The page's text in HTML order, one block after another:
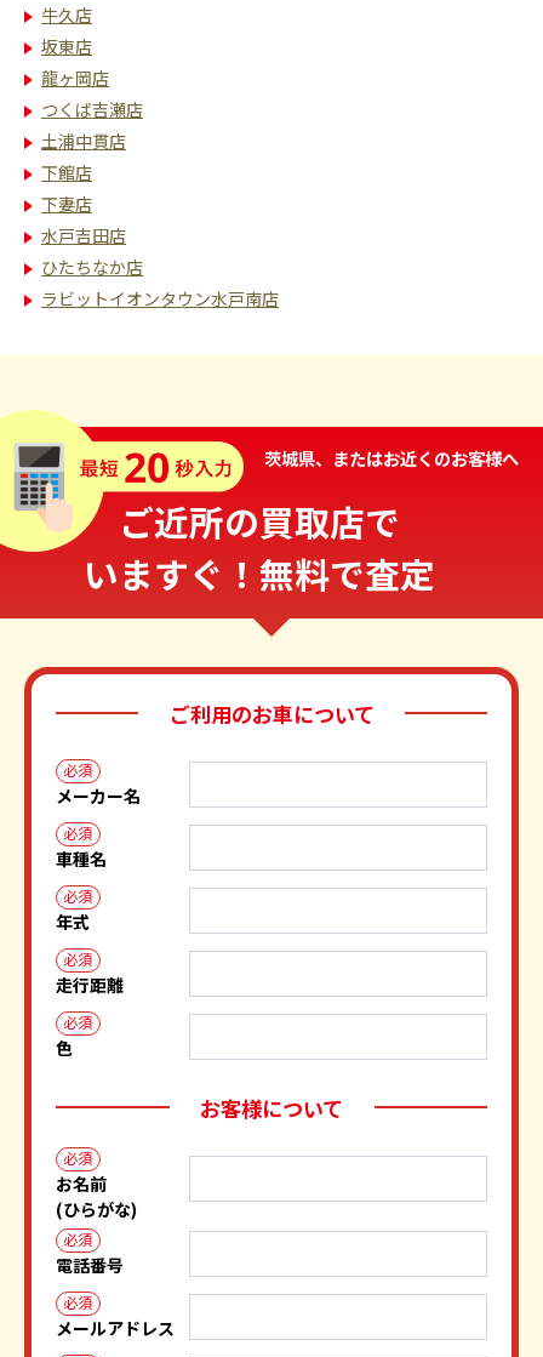
牛久店
坂東店
龍ヶ岡店
つくば吉瀬店
土浦中貫店
下館店
下妻店
水戸吉田店
ひたちなか店
ラビットイオンタウン水戸南店
茨城県、またはお近くのお客様へ
ご近所の買取店で
いますぐ！無料で査定
ご利用のお車について
必須
メーカー名
必須
車種名
必須
年式
必須
走行距離
必須
色
お客様について
必須
お名前
(ひらがな)
必須
電話番号
必須
メールアドレス